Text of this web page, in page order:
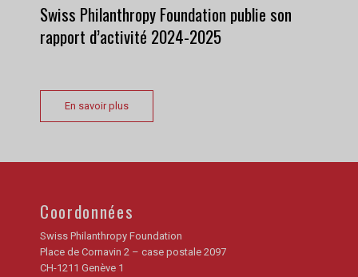
Swiss Philanthropy Foundation publie son
rapport d’activité 2024-2025
En savoir plus
Coordonnées
Swiss Philanthropy Foundation
Place de Cornavin 2 – case postale 2097
CH-1211 Genève 1